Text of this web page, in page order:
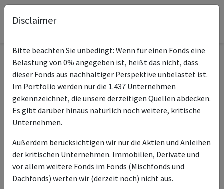
Informationen zum Fonds
Name BGF China A2 USD
ISIN des Fonds LU0359201612
Anteilsklassen
LU1216661543
LU1244155948
LU0359201026
LU2183145460
Disclaimer
Bitte beachten Sie unbedingt: Wenn für einen Fonds eine
Belastung von 0% angegeben ist, heißt das nicht, dass
dieser Fonds aus nachhaltiger Perspektive unbelastet ist.
Im Portfolio werden nur die 1.437 Unternehmen
gekennzeichnet, die unsere derzeitigen Quellen abdecken.
Es gibt darüber hinaus natürlich noch weitere, kritische
Unternehmen.
Außerdem berücksichtigen wir nur die Aktien und Anleihen
der kritischen Unternehmen. Immobilien, Derivate und
vor allem weitere Fonds im Fonds (Mischfonds und
Dachfonds) werten wir (derzeit noch) nicht aus.